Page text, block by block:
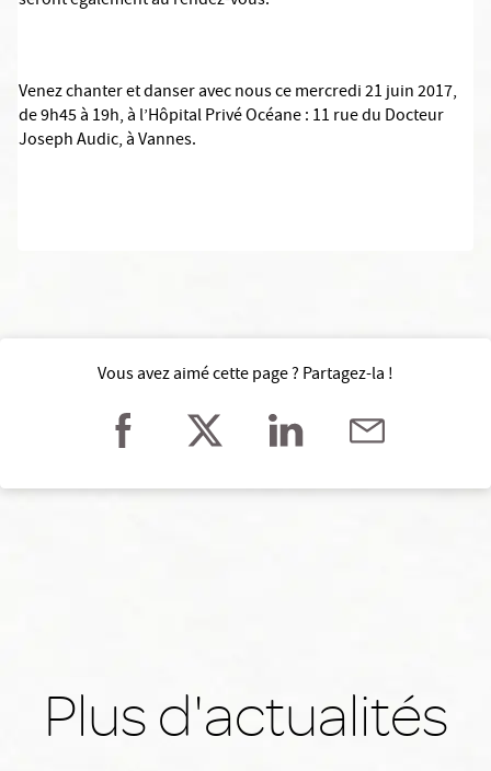
Venez chanter et danser avec nous ce mercredi 21 juin 2017,
de 9h45 à 19h, à l’Hôpital Privé Océane : 11 rue du Docteur
Joseph Audic, à Vannes.
Vous avez aimé cette page ? Partagez-la !
Plus d'actualités